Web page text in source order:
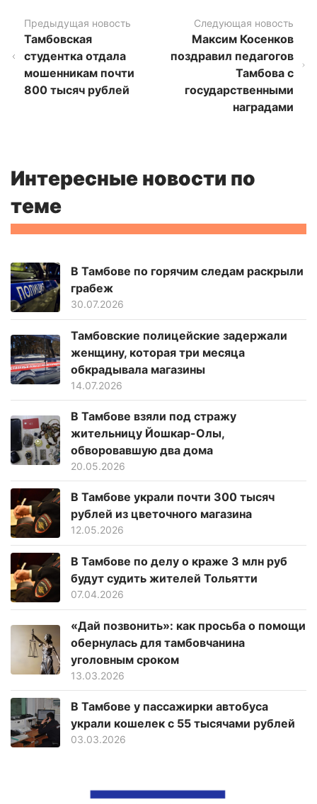
Предыдущая новость
Тамбовская
студентка отдала
мошенникам почти
800 тысяч рублей
Следующая новость
Максим Косенков
поздравил педагогов
Тамбова с
государственными
наградами
Интересные новости по
теме
В Тамбове по горячим следам раскрыли
грабеж
30.07.2026
Тамбовские полицейские задержали
женщину, которая три месяца
обкрадывала магазины
14.07.2026
В Тамбове взяли под стражу
жительницу Йошкар-Олы,
обворовавшую два дома
20.05.2026
В Тамбове украли почти 300 тысяч
рублей из цветочного магазина
12.05.2026
В Тамбове по делу о краже 3 млн руб
будут судить жителей Тольятти
07.04.2026
«Дай позвонить»: как просьба о помощи
обернулась для тамбовчанина
уголовным сроком
13.03.2026
В Тамбове у пассажирки автобуса
украли кошелек с 55 тысячами рублей
03.03.2026